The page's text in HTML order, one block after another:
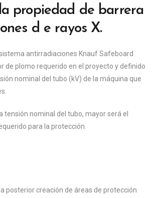
propiedad de barrera
d e rayos X.
antirradiaciones Knauf Safeboard
de plomo requerido en el proyecto y definido
nominal del tubo (kV) de la máquina que
tensión nominal del tubo, mayor será el
para la protección.
posterior creación de áreas de protección